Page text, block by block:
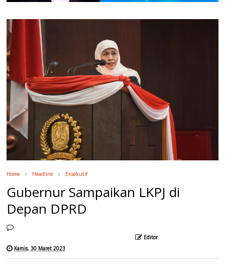
Home Headline Eksekutif
Gubernur Sampaikan LKPJ di
Depan DPRD
Editor
Kamis, 30 Maret 2023